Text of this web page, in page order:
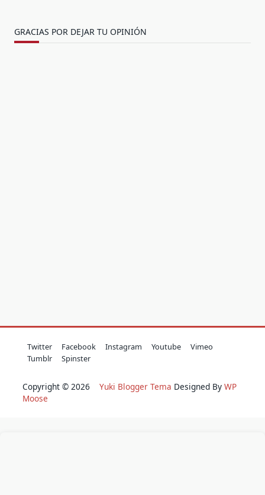
GRACIAS POR DEJAR TU OPINIÓN
Twitter Facebook Instagram Youtube
Vimeo
Tumblr
Spinster
Copyright © 2026 Yuki Blogger Tema Designed By WP
Moose